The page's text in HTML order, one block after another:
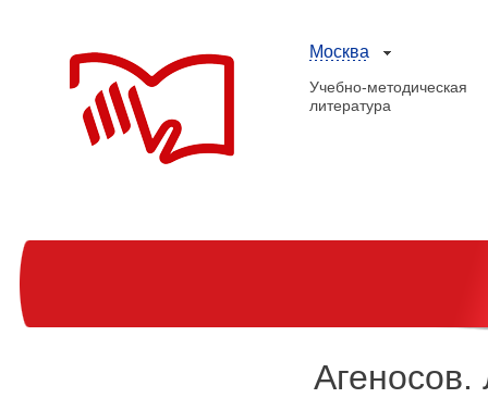
Москва
Учебно-методическая
литература
Агеносов.